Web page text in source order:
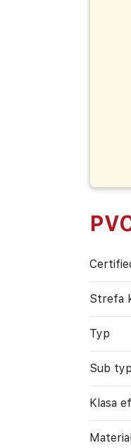
Strefa
Typ
Sub
Klasa